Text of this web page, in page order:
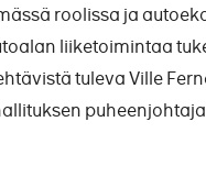
roolissa ja
liiketoimintaa
tuleva Ville